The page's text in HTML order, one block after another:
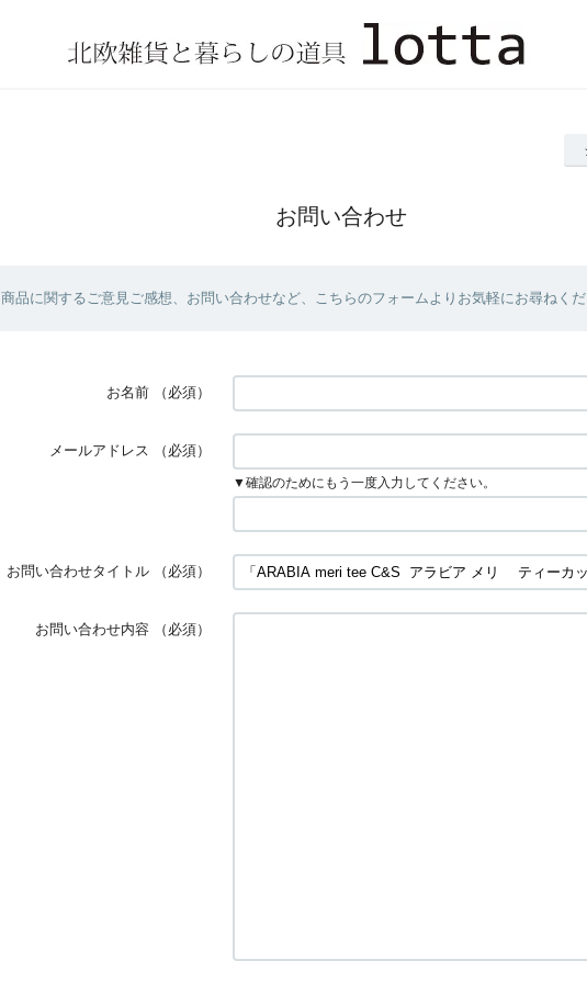
お問い合わせ
商品に関するご意見ご感想、お問い合わせなど、こちらのフォームよりお気軽にお尋ねくだ
お名前 （必須）
メールアドレス （必須）
▼確認のためにもう一度入力してください。
お問い合わせタイトル （必須）
お問い合わせ内容 （必須）